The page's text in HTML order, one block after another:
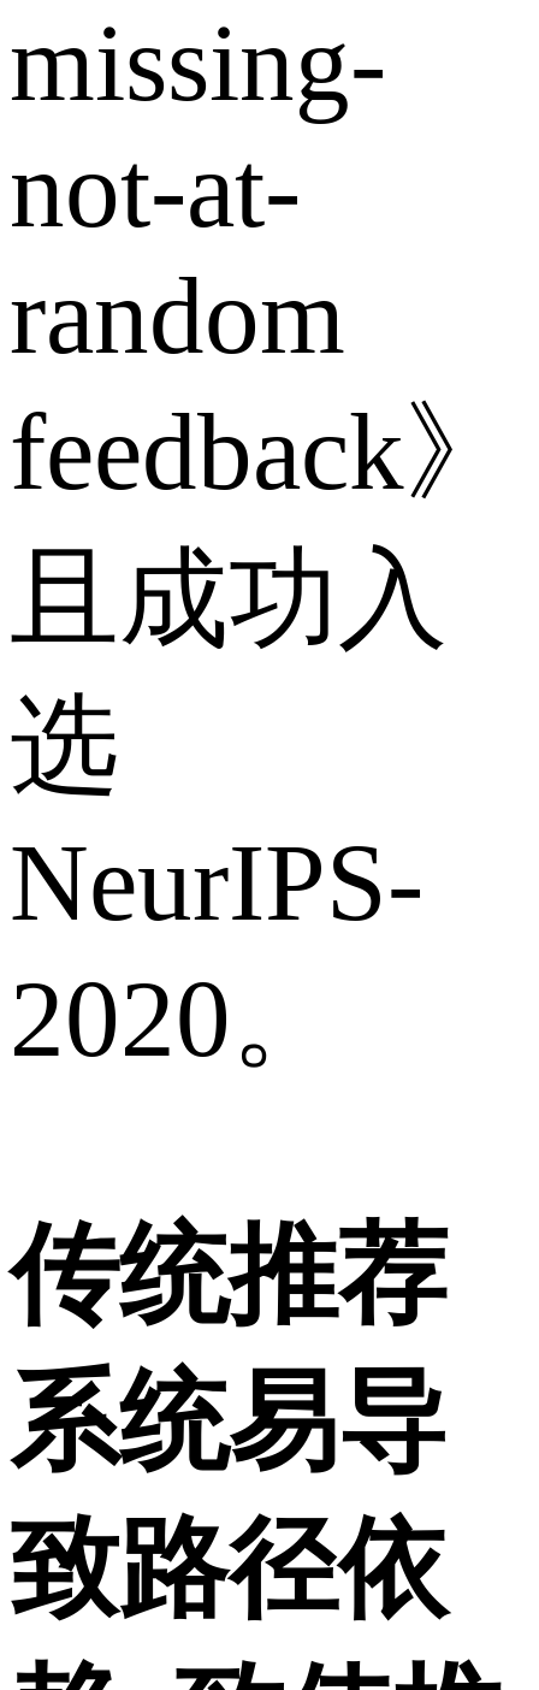
missing-
not-at-
random
feedback
且成功入
选
NeurIPS-
2020。
传统推荐
系统易导
致路径依